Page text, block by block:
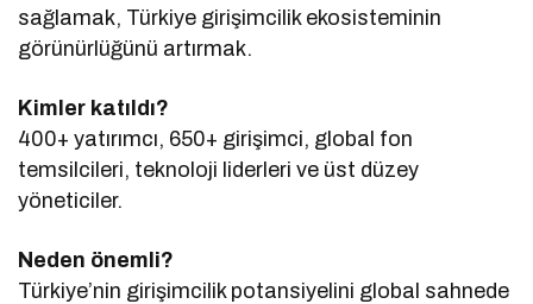
sağlamak, Türkiye girişimcilik ekosisteminin
görünürlüğünü artırmak.
Kimler katıldı?
400+ yatırımcı, 650+ girişimci, global fon
temsilcileri, teknoloji liderleri ve üst düzey
yöneticiler.
Neden önemli?
Türkiye’nin girişimcilik potansiyelini global sahnede